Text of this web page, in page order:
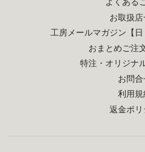
お取扱
工房メールマガジン【
おまとめご注
特注・オリジナ
お問
利用規
返金ポリ